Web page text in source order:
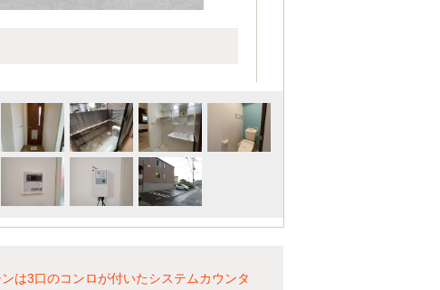
は3口のコンロが付いたシステムカウンタ